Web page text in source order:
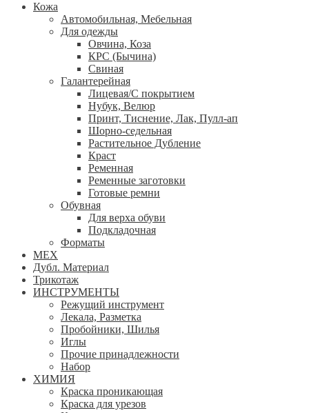
Кожа
Автомобильная, Мебельная
Для одежды
Овчина, Коза
КРС (Бычина)
Свиная
Галантерейная
Лицевая/С покрытием
Нубук, Велюр
Принт, Тиснение, Лак, Пулл-ап
Шорно-седельная
Растительное Дубление
Краст
Ременная
Ременные заготовки
Готовые ремни
Обувная
Для верха обуви
Подкладочная
Форматы
МЕХ
Дубл. Материал
Трикотаж
ИНСТРУМЕНТЫ
Режущий инструмент
Лекала, Разметка
Пробойники, Шилья
Иглы
Прочие принадлежности
Набор
ХИМИЯ
Краска проникающая
Краска для урезов